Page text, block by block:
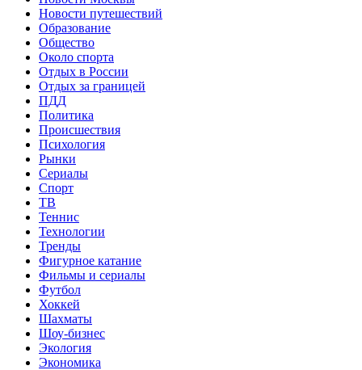
Новости путешествий
Образование
Общество
Около спорта
Отдых в России
Отдых за границей
ПДД
Политика
Происшествия
Психология
Рынки
Сериалы
Спорт
ТВ
Теннис
Технологии
Тренды
Фигурное катание
Фильмы и сериалы
Футбол
Хоккей
Шахматы
Шоу-бизнес
Экология
Экономика